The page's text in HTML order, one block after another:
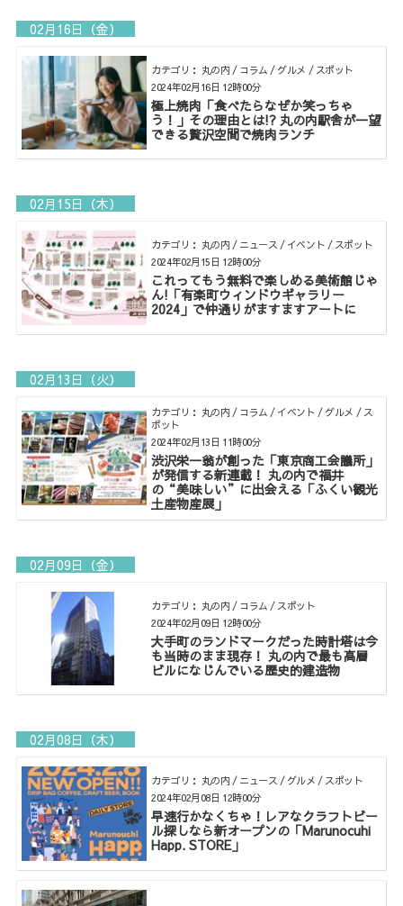
02月16日（金）
カテゴリ： 丸の内 / コラム / グルメ / スポット
極上焼肉「食べたらなぜか笑っちゃ
う！」その理由とは!? 丸の内駅舎が一望
できる贅沢空間で焼肉ランチ
2024年02月16日 12時00分
02月15日（木）
カテゴリ： 丸の内 / ニュース / イベント / スポット
これってもう無料で楽しめる美術館じゃ
ん!「有楽町ウィンドウギャラリー
2024」で仲通りがますますアートに
2024年02月15日 12時00分
02月13日（火）
カテゴリ： 丸の内 / コラム / イベント / グルメ / ス
ポット
渋沢栄一翁が創った「東京商工会議所」
が発信する新連載！ 丸の内で福井
の“美味しい”に出会える「ふくい観光
土産物産展」
2024年02月13日 11時00分
02月09日（金）
カテゴリ： 丸の内 / コラム / スポット
大手町のランドマークだった時計塔は今
も当時のまま現存！ 丸の内で最も高層
ビルになじんでいる歴史的建造物
2024年02月09日 12時00分
02月08日（木）
カテゴリ： 丸の内 / ニュース / グルメ / スポット
早速行かなくちゃ！レアなクラフトビー
ル探しなら新オープンの「Marunocuhi
Happ. STORE」
2024年02月08日 12時00分